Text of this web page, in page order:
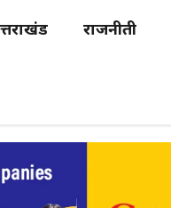
राजनीती